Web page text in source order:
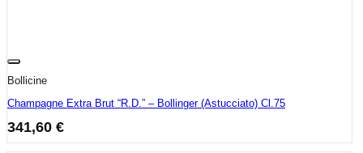
Bollicine
Champagne Extra Brut “R.D.” – Bollinger (Astucciato) Cl.75
341,60 €